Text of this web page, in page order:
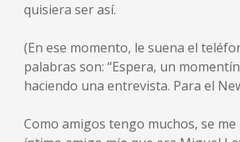
quisiera ser así.
(En ese momento, le suena el
palabras son: “Espera, un
haciendo una entrevista. Para el
Como amigos tengo muchos, se